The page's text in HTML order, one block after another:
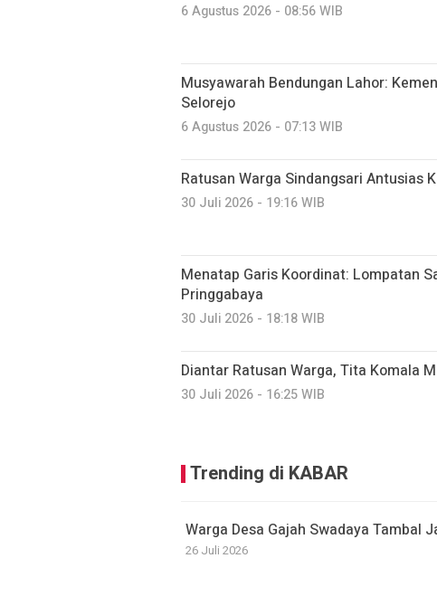
6 Agustus 2026 - 08:56 WIB
Musyawarah Bendungan Lahor:
Selorejo
6 Agustus 2026 - 07:13 WIB
Ratusan Warga Sindangsari Antusias
30 Juli 2026 - 19:16 WIB
Menatap Garis Koordinat: Lompatan
Pringgabaya
30 Juli 2026 - 18:18 WIB
Diantar Ratusan Warga, Tita Komala
30 Juli 2026 - 16:25 WIB
Trending di KABAR
Warga Desa Gajah Swadaya Tambal
26 Juli 2026